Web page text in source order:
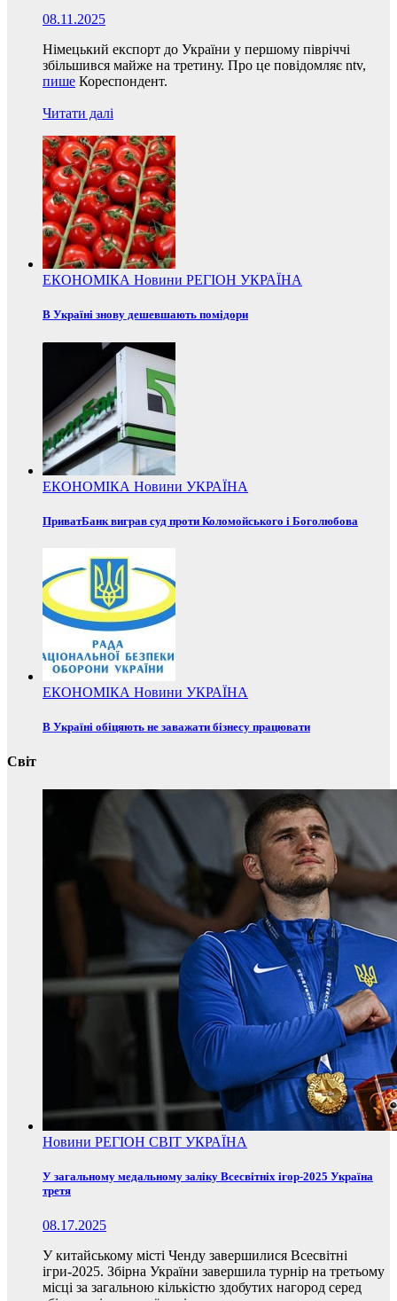
08.11.2025
Німецький експорт до України у першому півріччі
збільшився майже на третину. Про це повідомляє ntv,
пише Кореспондент.
Читати далі
ЕКОНОМІКА Новини РЕГІОН УКРАЇНА
В Україні знову дешевшають помідори
ЕКОНОМІКА Новини УКРАЇНА
ПриватБанк виграв суд проти Коломойського і Боголюбова
ЕКОНОМІКА Новини УКРАЇНА
В Україні обіцяють не заважати бізнесу працювати
Світ
Новини РЕГІОН СВІТ УКРАЇНА
У загальному медальному заліку Всесвітніх ігор-2025 Україна
третя
08.17.2025
У китайському місті Ченду завершилися Всесвітні
ігри-2025. Збірна України завершила турнір на третьому
місці за загальною кількістю здобутих нагород серед